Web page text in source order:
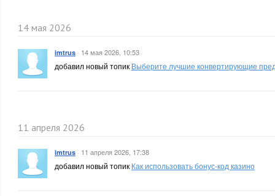
14 мая 2026
imtrus · 14 мая 2026, 10:53
добавил новый топик Выберите лучшие конвертирующие
11 апреля 2026
imtrus · 11 апреля 2026, 17:38
добавил новый топик Как использовать бонус-код казино